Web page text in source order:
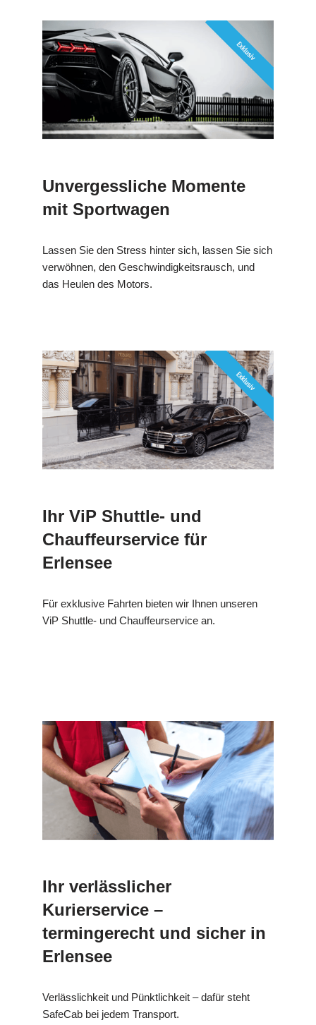
Unvergessliche Momente
mit Sportwagen
Lassen Sie den Stress hinter sich, lassen Sie sich
verwöhnen, den Geschwindigkeitsrausch, und
das Heulen des Motors.
Ihr ViP Shuttle- und
Chauffeurservice für
Erlensee
Für exklusive Fahrten bieten wir Ihnen unseren
ViP Shuttle- und Chauffeurservice an.
Ihr verlässlicher
Kurierservice –
termingerecht und sicher in
Erlensee
Verlässlichkeit und Pünktlichkeit – dafür steht
SafeCab bei jedem Transport.